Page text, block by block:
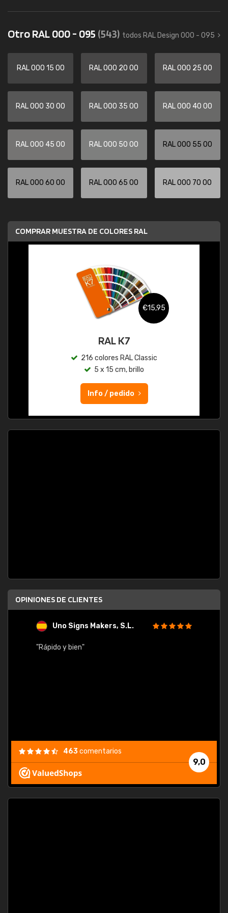
Otro RAL 000 - 095 (543) todos RAL Design 000 - 095
RAL 000 15 00 RAL 000 20 00 RAL 000 25 00
RAL 000 30 00 RAL 000 35 00 RAL 000 40 00
RAL 000 45 00 RAL 000 50 00 RAL 000 55 00
RAL 000 60 00 RAL 000 65 00 RAL 000 70 00
COMPRAR MUESTRA DE COLORES RAL
€15,95
RAL K7
216 colores RAL Classic
5 x 15 cm, brillo
Info / pedido
OPINIONES DE CLIENTES
Uno Signs Makers, S.L.
"Rápido y bien"
9,0
463comentarios